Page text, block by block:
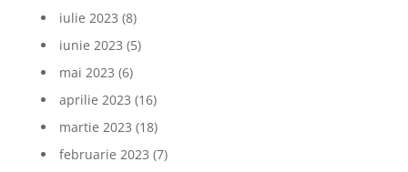
iulie 2023 (8)
iunie 2023 (5)
mai 2023 (6)
aprilie 2023 (16)
martie 2023 (18)
februarie 2023 (7)